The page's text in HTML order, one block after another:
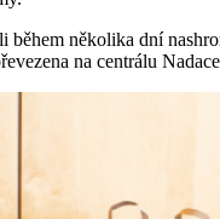
během několika dní
na centrálu